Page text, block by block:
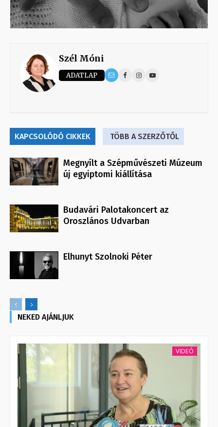
Szél Móni
ADATLAP
KAPCSOLÓDÓ CIKKEK TÖBB A SZERZŐTŐL
Megnyílt a Szépművészeti Múzeum
új egyiptomi kiállítása
Budavári Palotakoncert az
Oroszlános Udvarban
Elhunyt Szolnoki Péter
NEKED AJÁNLJUK
VIDEÓ